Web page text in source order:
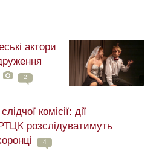
актори
2
комісії: дії
розслідуватимуть
4